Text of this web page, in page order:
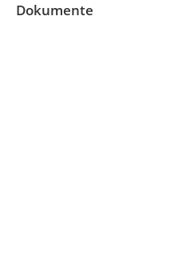
Dokumente